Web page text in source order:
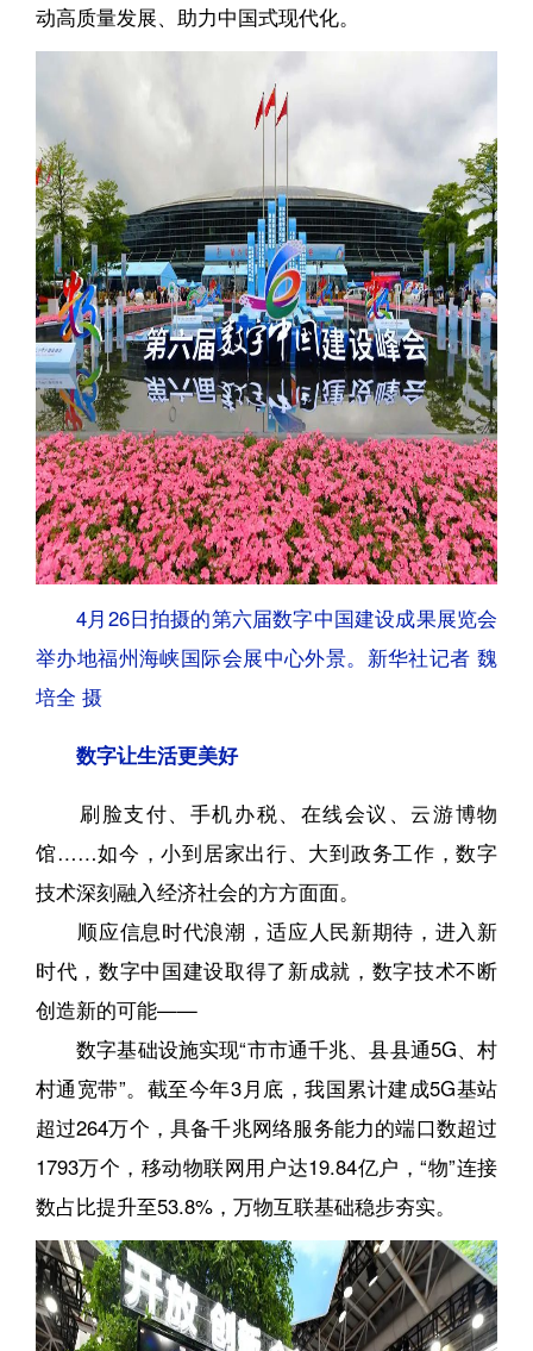
动高质量发展、助力中国式现代化。
4月26日拍摄的第六届数字中国建设成果展览会
举办地福州海峡国际会展中心外景。新华社记者 魏
培全 摄
数字让生活更美好
刷脸支付、手机办税、在线会议、云游博物
馆……如今，小到居家出行、大到政务工作，数字
技术深刻融入经济社会的方方面面。
顺应信息时代浪潮，适应人民新期待，进入新
时代，数字中国建设取得了新成就，数字技术不断
创造新的可能——
数字基础设施实现“市市通千兆、县县通5G、村
村通宽带”。截至今年3月底，我国累计建成5G基站
超过264万个，具备千兆网络服务能力的端口数超过
1793万个，移动物联网用户达19.84亿户，“物”连接
数占比提升至53.8%，万物互联基础稳步夯实。